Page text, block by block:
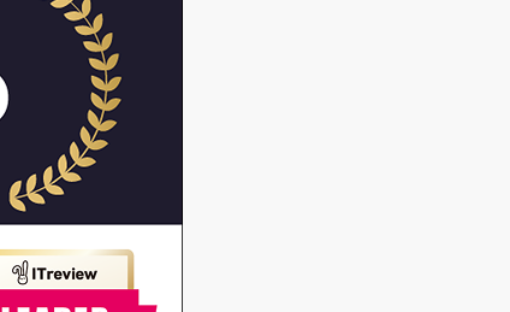
サポート
サポート